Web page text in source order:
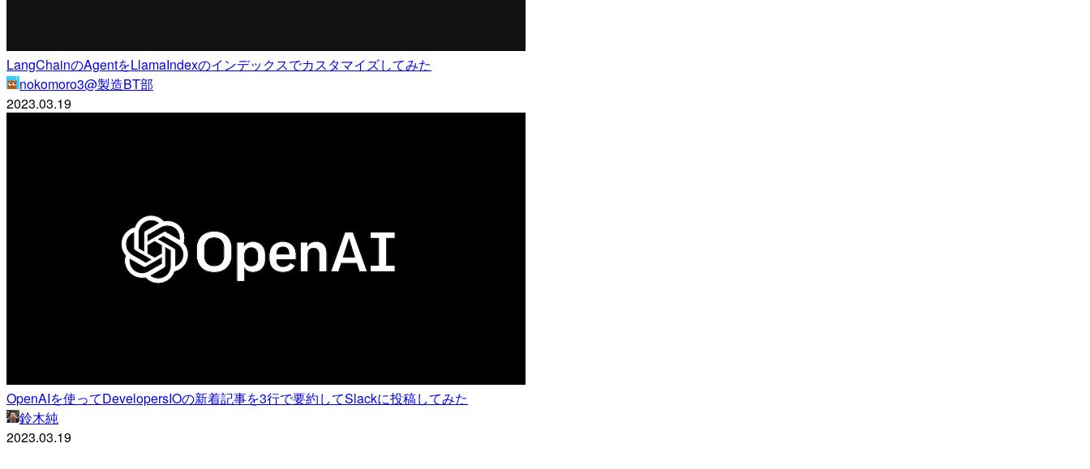
LangChainのAgentをLlamaIndexのインデックスでカスタマイズしてみた
nokomoro3@製造BT部
2023.03.19
OpenAIを使ってDevelopersIOの新着記事を3行で要約してSlackに投稿してみた
鈴木純
2023.03.19